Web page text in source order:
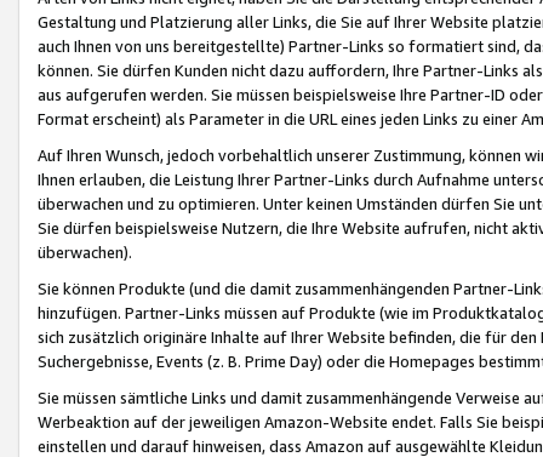
Gestaltung und Platzierung aller Links, die Sie auf Ihrer Website
auch Ihnen von uns bereitgestellte) Partner-Links so formatiert sind,
können. Sie dürfen Kunden nicht dazu auffordern, Ihre Partner-Links
aus aufgerufen werden. Sie müssen beispielsweise Ihre Partner-ID
Format erscheint) als Parameter in die URL eines jeden Links zu einer
Auf Ihren Wunsch, jedoch vorbehaltlich unserer Zustimmung, können
Ihnen erlauben, die Leistung Ihrer Partner-Links durch Aufnahme
überwachen und zu optimieren. Unter keinen Umständen dürfen Sie
Sie dürfen beispielsweise Nutzern, die Ihre Website aufrufen, nicht
überwachen).
Sie können Produkte (und die damit zusammenhängenden Partner-
hinzufügen. Partner-Links müssen auf Produkte (wie im
sich zusätzlich originäre Inhalte auf Ihrer Website befinden, die für
Suchergebnisse, Events (z. B. Prime Day) oder die Homepages
Sie müssen sämtliche Links und damit zusammenhängende
Werbeaktion auf der jeweiligen Amazon-Website endet. Falls Sie
einstellen und darauf hinweisen, dass Amazon auf ausgewählte